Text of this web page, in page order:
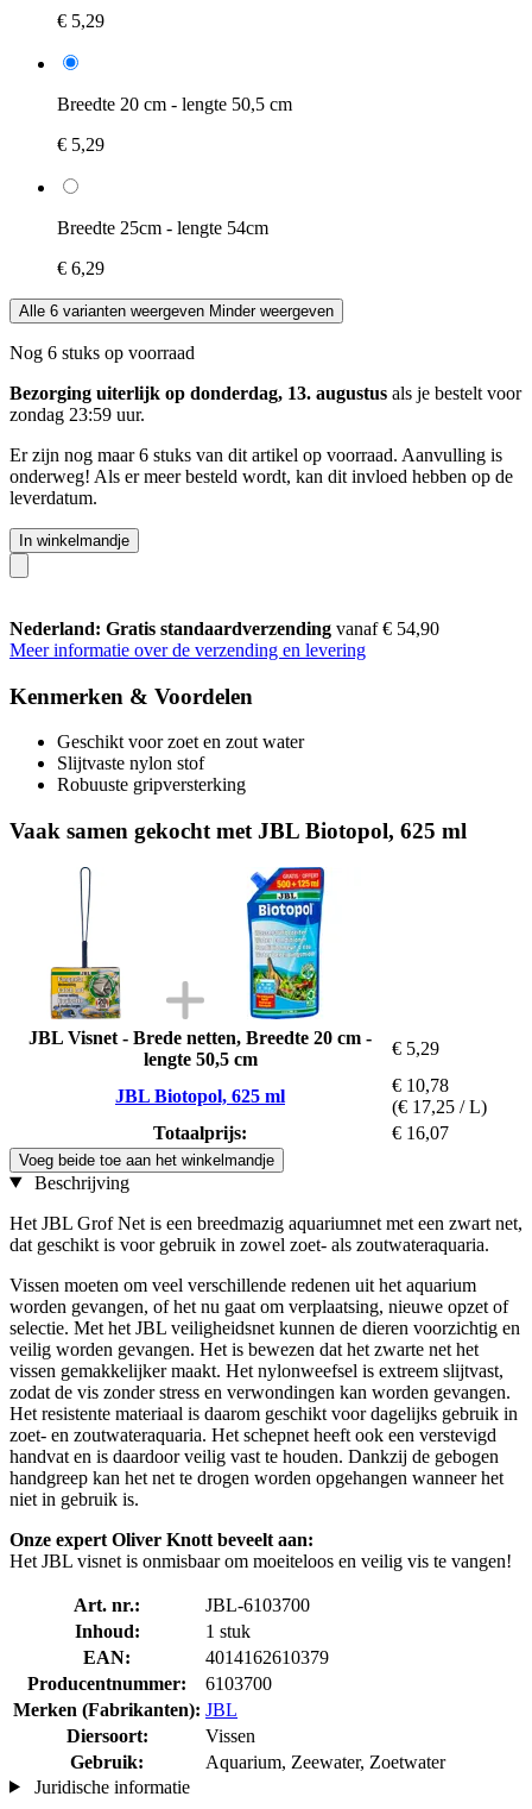
€ 5,29
Breedte 20 cm - lengte 50,5 cm
€ 5,29
Breedte 25cm - lengte 54cm
€ 6,29
Alle 6 varianten weergeven Minder weergeven
Nog 6 stuks op voorraad
Bezorging uiterlijk op donderdag, 13. augustus als je bestelt voor
zondag 23:59 uur.
Er zijn nog maar 6 stuks van dit artikel op voorraad. Aanvulling is
onderweg! Als er meer besteld wordt, kan dit invloed hebben op de
leverdatum.
In winkelmandje
Nederland: Gratis standaardverzending vanaf € 54,90
Meer informatie over de verzending en levering
Kenmerken & Voordelen
Geschikt voor zoet en zout water
Slijtvaste nylon stof
Robuuste gripversterking
Vaak samen gekocht met JBL Biotopol, 625 ml
JBL Visnet - Brede netten, Breedte 20 cm -
lengte 50,5 cm
€ 5,29
JBL Biotopol, 625 ml
€ 10,78
(€ 17,25 / L)
Totaalprijs:
€ 16,07
Voeg beide toe aan het winkelmandje
Beschrijving
Het JBL Grof Net is een breedmazig aquariumnet met een zwart net,
dat geschikt is voor gebruik in zowel zoet- als zoutwateraquaria.
Vissen moeten om veel verschillende redenen uit het aquarium
worden gevangen, of het nu gaat om verplaatsing, nieuwe opzet of
selectie. Met het JBL veiligheidsnet kunnen de dieren voorzichtig en
veilig worden gevangen. Het is bewezen dat het zwarte net het
vissen gemakkelijker maakt. Het nylonweefsel is extreem slijtvast,
zodat de vis zonder stress en verwondingen kan worden gevangen.
Het resistente materiaal is daarom geschikt voor dagelijks gebruik in
zoet- en zoutwateraquaria. Het schepnet heeft ook een verstevigd
handvat en is daardoor veilig vast te houden. Dankzij de gebogen
handgreep kan het net te drogen worden opgehangen wanneer het
niet in gebruik is.
Onze expert Oliver Knott beveelt aan:
Het JBL visnet is onmisbaar om moeiteloos en veilig vis te vangen!
Art. nr.:
JBL-6103700
Inhoud:
1 stuk
EAN:
4014162610379
Producentnummer:
6103700
Merken (Fabrikanten): JBL
Diersoort:
Vissen
Gebruik:
Aquarium, Zeewater, Zoetwater
Juridische informatie